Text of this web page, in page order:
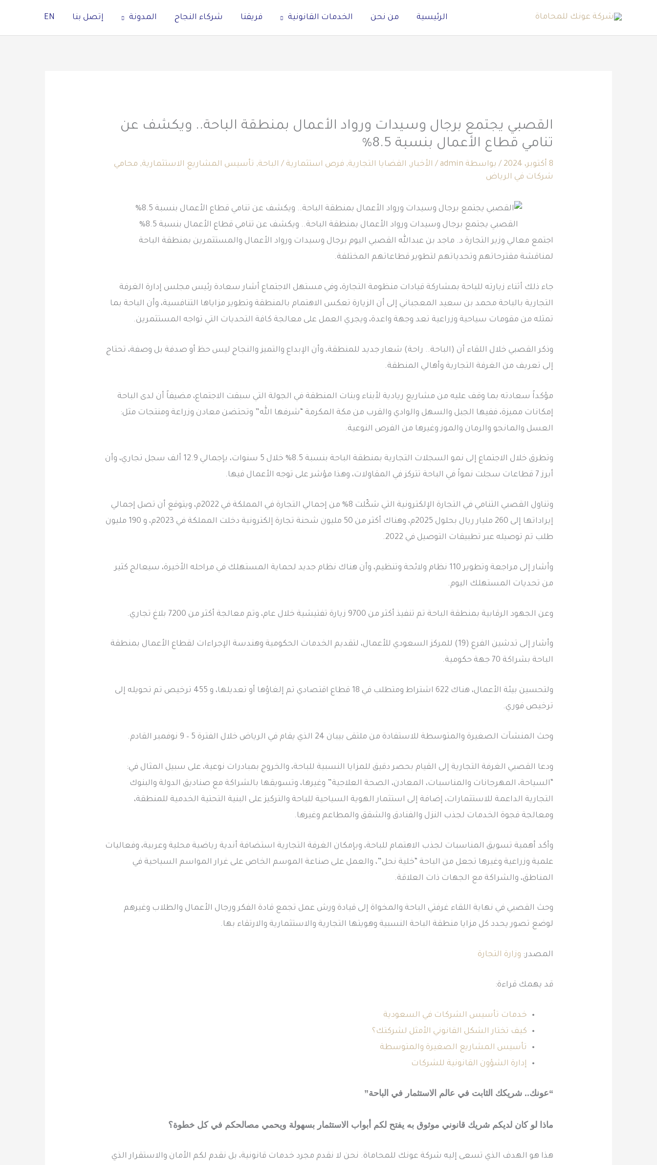
الرئيسية من نحن الخدمات القانونية فريقنا شركاء النجاح المدونة إتصل بنا EN
القصبي يجتمع برجال وسيدات ورواد الأعمال بمنطقة الباحة.. ويكشف عن
تنامي قطاع الأعمال بنسبة 8.5%
8 أكتوبر، 2024 / بواسطة admin
/ الأخبار, القضايا التجارية, فرص استثمارية / الباحة, تأسيس المشاريع الاستثمارية, محامي
شركات في الرياض
القصبي يجتمع برجال وسيدات ورواد الأعمال بمنطقة الباحة.. ويكشف عن تنامي قطاع الأعمال بنسبة 8.5%
اجتمع معالي وزير التجارة د. ماجد بن عبدالله القصبي اليوم برجال وسيدات ورواد الأعمال والمستثمرين بمنطقة الباحة
لمناقشة مقترحاتهم وتحدياتهم لتطوير قطاعاتهم المختلفة.
جاء ذلك أثناء زيارته للباحة بمشاركة قيادات منظومة التجارة، وفي مستهل الاجتماع أشار سعادة رئيس مجلس إدارة الغرفة
التجارية بالباحة محمد بن سعيد المعجباني إلى أن الزيارة تعكس الاهتمام بالمنطقة وتطوير مزاياها التنافسية، وأن الباحة بما
تمثله من مقومات سياحية وزراعية تعد وجهة واعدة، ويجري العمل على معالجة كافة التحديات التي تواجه المستثمرين.
وذكر القصبي خلال اللقاء أن (الباحة.. راحة) شعار جديد للمنطقة، وأن الإبداع والتميز والنجاح ليس حظ أو صدفة بل وصفة، تحتاج
إلى تعريف من الغرفة التجارية وأهالي المنطقة.
مؤكداً سعادته بما وقف عليه من مشاريع ريادية لأبناء وبنات المنطقة في الجولة التي سبقت الاجتماع، مضيفاً أن لدى الباحة
إمكانات مميزة، ففيها الجبل والسهل والوادي والقرب من مكة المكرمة “شرفها الله” وتحتضن معادن وزراعة ومنتجات مثل:
العسل والمانجو والرمان والموز وغيرها من الفرص النوعية.
وتطرق خلال الاجتماع إلى نمو السجلات التجارية بمنطقة الباحة بنسبة 8.5% خلال 5 سنوات، بإجمالي 12.9 ألف سجل تجاري، وأن
أبرز 7 قطاعات سجلت نمواً في الباحة تتركز في المقاولات، وهذا مؤشر على توجه الأعمال فيها.
وتناول القصبي التنامي في التجارة الإلكترونية التي شكّلت 8% من إجمالي التجارة في المملكة في 2022م، ويتوقع أن تصل إجمالي
إيراداتها إلى 260 مليار ريال بحلول 2025م، وهناك أكثر من 50 مليون شحنة تجارة إلكترونية دخلت المملكة في 2023م، و 190 مليون
طلب تم توصيله عبر تطبيقات التوصيل في 2022.
وأشار إلى مراجعة وتطوير 110 نظام ولائحة وتنظيم، وأن هناك نظام جديد لحماية المستهلك في مراحله الأخيرة، سيعالج كثير
من تحديات المستهلك اليوم.
وعن الجهود الرقابية بمنطقة الباحة تم تنفيذ أكثر من 9700 زيارة تفتيشية خلال عام، وتم معالجة أكثر من 7200 بلاغ تجاري.
‏وأشار إلى تدشين الفرع (19) للمركز السعودي للأعمال، لتقديم الخدمات الحكومية وهندسة الإجراءات لقطاع الأعمال بمنطقة
الباحة بشراكة 70 جهة حكومية.
‏ولتحسين بيئة الأعمال، هناك 622 اشتراط ومتطلب في 18 قطاع اقتصادي تم إلغاؤها أو تعديلها، و 455 ترخيص تم تحويله إلى
ترخيص فوري.
‏وحث المنشآت الصغيرة والمتوسطة للاستفادة من ملتقى بيبان 24 الذي يقام في الرياض خلال الفترة 5 – 9 نوفمبر القادم.
ودعا القصبي الغرفة التجارية إلى القيام بحصر دقيق للمزايا النسبية للباحة، والخروج بمبادرات نوعية، على سبيل المثال في:
“السياحة، المهرجانات والمناسبات، المعادن، الصحة العلاجية” وغيرها، وتسويقها بالشراكة مع صناديق الدولة والبنوك
التجارية الداعمة للاستثمارات، إضافة إلى استثمار الهوية السياحية للباحة والتركيز على البنية التحتية الخدمية للمنطقة،
ومعالجة فجوة الخدمات لجذب النزل والفنادق والشقق والمطاعم وغيرها.
وأكد أهمية تسويق المناسبات لجذب الاهتمام للباحة، وبإمكان الغرفة التجارية استضافة أندية رياضية محلية وعربية، وفعاليات
علمية وزراعية وغيرها تجعل من الباحة “خلية نحل”، والعمل على صناعة الموسم الخاص على غرار المواسم السياحية في
المناطق، والشراكة مع الجهات ذات العلاقة.
وحث القصبي في نهاية اللقاء غرفتي الباحة والمخواة إلى قيادة ورش عمل تجمع قادة الفكر ورجال الأعمال والطلاب وغيرهم
لوضع تصور يحدد كل مزايا منطقة الباحة النسبية وهويتها التجارية والاستثمارية والارتقاء بها.
المصدر: وزارة التجارة
قد يهمك قراءة:
خدمات تأسيس الشركات في السعودية
كيف تختار الشكل القانوني الأمثل لشركتك؟
تأسيس المشاريع الصغيرة والمتوسطة
إدارة الشؤون القانونية للشركات
“عونك.. شريكك الثابت في عالم الاستثمار في الباحة”
ماذا لو كان لديكم شريك قانوني موثوق به يفتح لكم أبواب الاستثمار بسهولة ويحمي مصالحكم في كل خطوة؟
هذا هو الهدف الذي تسعى إليه شركة عونك للمحاماة. نحن لا نقدم مجرد خدمات قانونية، بل نقدم لكم الأمان والاستقرار الذي